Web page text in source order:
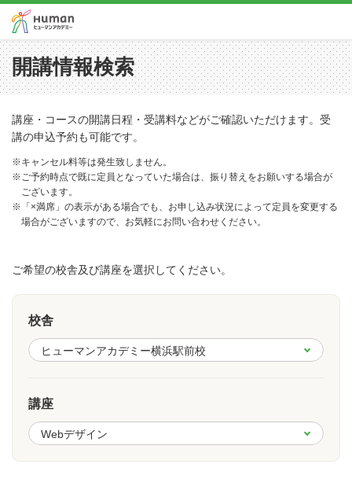
開講情報検索
講座・コースの開講日程・受講料などがご確認いただけます。受
講の申込予約も可能です。
※キャンセル料等は発生致しません。
※ご予約時点で既に定員となっていた場合は、振り替えをお願いする場合が
ございます。
※「×満席」の表示がある場合でも、お申し込み状況によって定員を変更する
場合がございますので、お気軽にお問い合わせください。
ご希望の校舎及び講座を選択してください。
校舎
講座